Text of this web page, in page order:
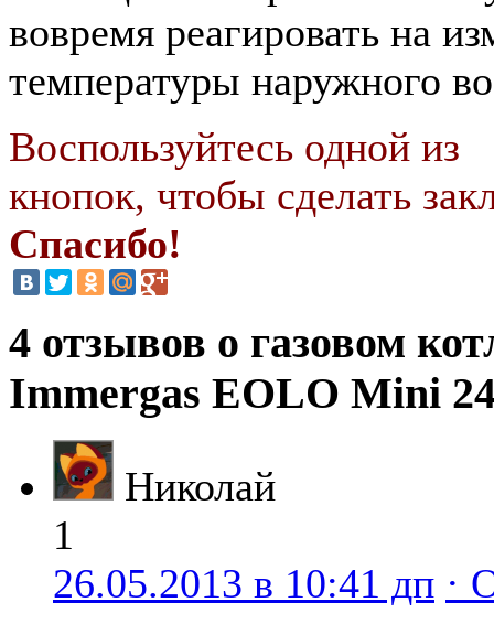
вовремя реагировать на
температуры наружного
Воспользуйтесь одной из
кнопок, чтобы сделать
Спасибо!
4 отзывов о газовом
Immergas EOLO Mini
Николай
1
26.05.2013 в 10:41 дп ·